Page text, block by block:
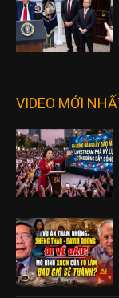
VIDEO MỚI